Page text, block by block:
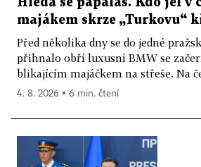
Hledá se papaláš. Kdo jel v
majákem skrze „Turkovu“
Před několika dny se do jedné
přihnalo obří luxusní BMW se
blikajícím majáčkem na střeše. Na
4. 8. 2026 ▪ 6 min. čtení